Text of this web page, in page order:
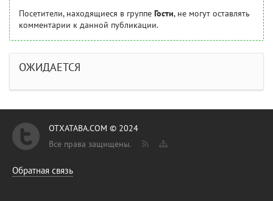
Посетители, находящиеся в группе Гости, не могут оставлять
комментарии к данной публикации.
ОЖИДАЕТСЯ
OTXATABA.COM © 2024
Все права защищены.
Обратная связь